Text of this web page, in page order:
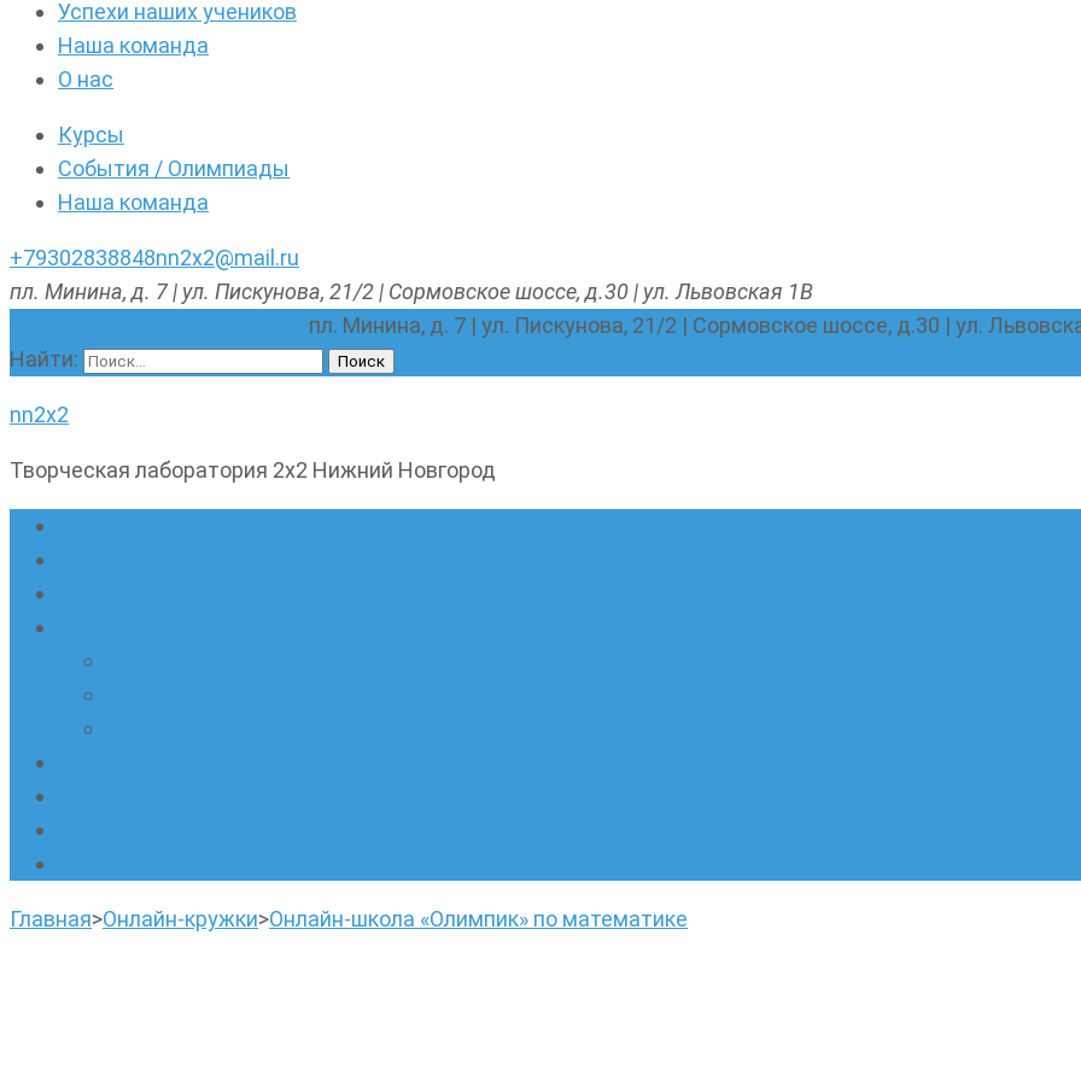
Успехи наших учеников
Наша команда
О нас
Курсы
События / Олимпиады
Наша команда
+79302838848nn2x2@mail.ru
пл. Минина, д. 7 | ул. Пискунова, 21/2 | Сормовское шоссе, д.30 | ул. Львовская 1В
пл. Минина, д. 7 | ул. Пискунова, 21/2 | Сормовское шоссе, д.30 | ул.
Найти:
nn2x2
Творческая лаборатория 2х2 Нижний Новгород
Главная>Онлайн-кружки>Онлайн-школа «Олимпик» по математике